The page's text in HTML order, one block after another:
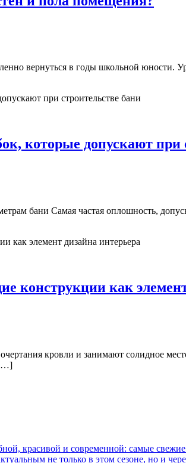
вернуться в годы школьной юности.
которые допускают при
бани Самая частая оплошность,
конструкции как
кровли и занимают солидное
[…]
красивой и современной: самые
не только в этом сезоне, но и